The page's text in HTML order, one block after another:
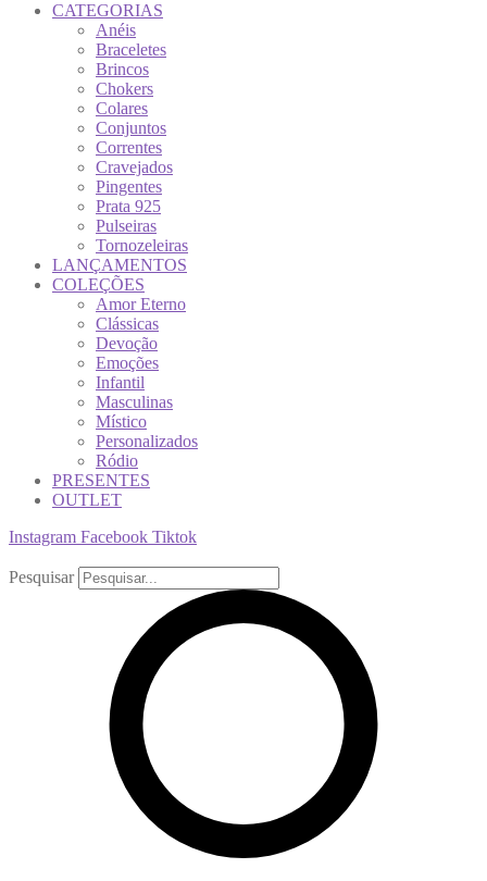
CATEGORIAS
Anéis
Braceletes
Brincos
Chokers
Colares
Conjuntos
Correntes
Cravejados
Pingentes
Prata 925
Pulseiras
Tornozeleiras
LANÇAMENTOS
COLEÇÕES
Amor Eterno
Clássicas
Devoção
Emoções
Infantil
Masculinas
Místico
Personalizados
Ródio
PRESENTES
OUTLET
Instagram Facebook Tiktok
Pesquisar